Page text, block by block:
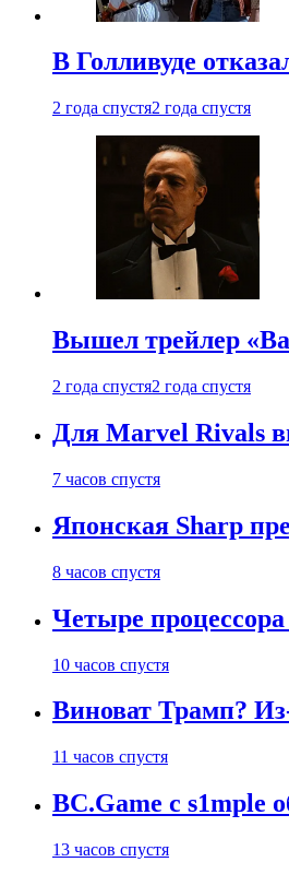
В Голливуде
2 года спустя2 года спустя
Вышел трейлер
2 года спустя2 года спустя
Для Marvel Rivals
7 часов спустя
Японская Sharp
8 часов спустя
Четыре
10 часов спустя
Виноват Трамп?
11 часов спустя
BC.Game с s1mple
13 часов спустя